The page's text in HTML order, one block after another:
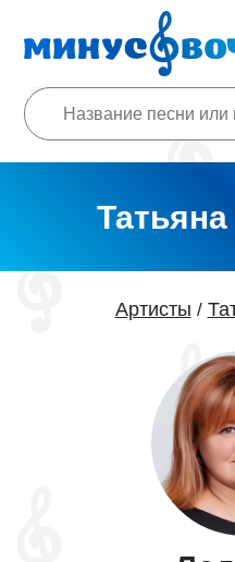
Артисты /